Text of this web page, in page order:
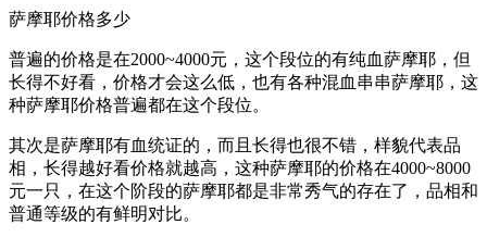
萨摩耶价格多少
普遍的价格是在2000~4000元，这个段位的有纯血萨摩耶，但
长得不好看，价格才会这么低，也有各种混血串串萨摩耶，这
种萨摩耶价格普遍都在这个段位。
其次是萨摩耶有血统证的，而且长得也很不错，样貌代表品
相，长得越好看价格就越高，这种萨摩耶的价格在4000~8000
元一只，在这个阶段的萨摩耶都是非常秀气的存在了，品相和
普通等级的有鲜明对比。